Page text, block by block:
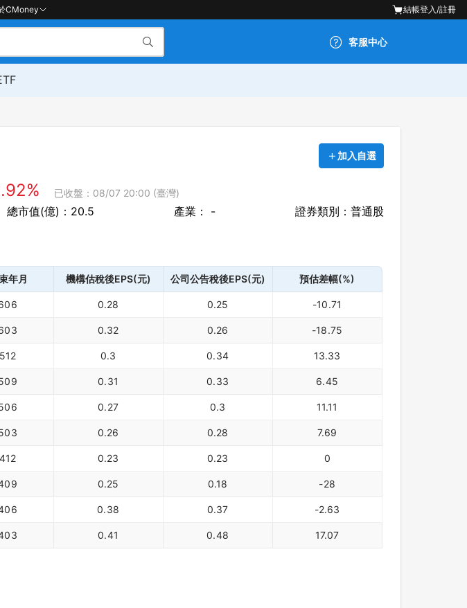
CMoney 結帳登入/註冊
客服中心
加入自選
% 已收盤：08/07 20:00 (臺灣)
總市值(億)：20.5 產業： - 證券類別：普通股
年月 機構估稅後EPS(元) 公司公告稅後EPS(元) 預估差幅(%)
0.28 0.25 -10.71
0.32 0.26 -18.75
0.3 0.34 13.33
0.31 0.33 6.45
0.27 0.3 11.11
0.26 0.28 7.69
0.23 0.23 0
0.25 0.18 -28
0.38 0.37 -2.63
0.41 0.48 17.07